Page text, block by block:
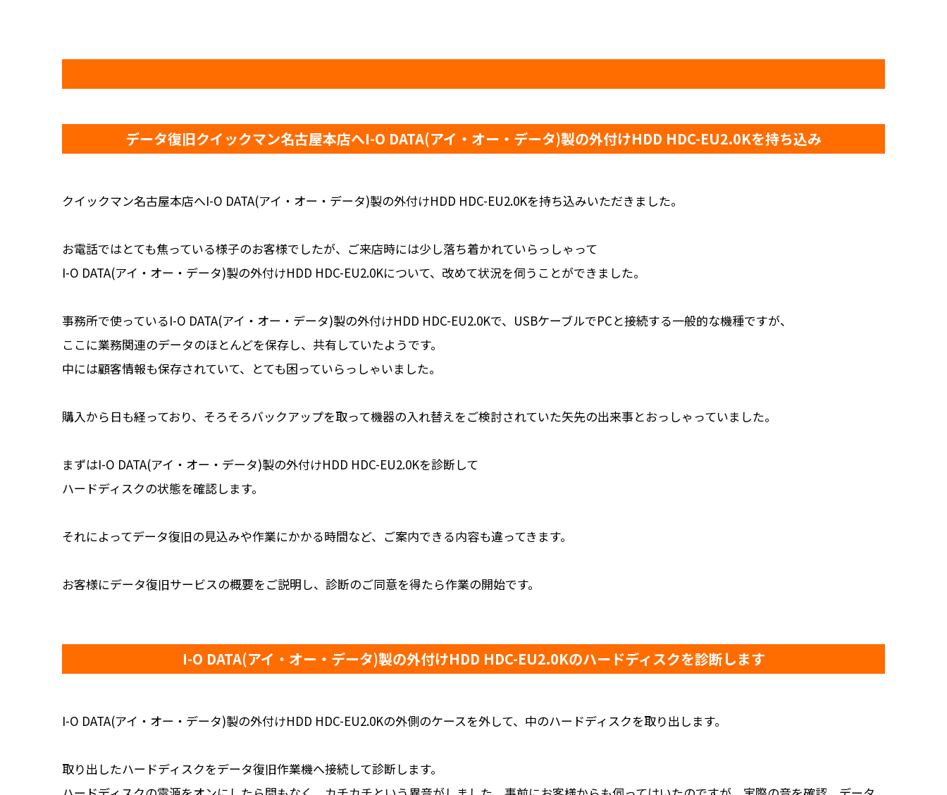
データ復旧クイックマン名古屋本店へI-O DATA(アイ・オー・データ)製の外付けHDD HDC-EU2.0Kを持ち込み
クイックマン名古屋本店へI-O DATA(アイ・オー・データ)製の外付けHDD HDC-EU2.0Kを持ち込みいただきました。
お電話ではとても焦っている様子のお客様でしたが、ご来店時には少し落ち着かれていらっしゃって
I-O DATA(アイ・オー・データ)製の外付けHDD HDC-EU2.0Kについて、改めて状況を伺うことができました。
事務所で使っているI-O DATA(アイ・オー・データ)製の外付けHDD HDC-EU2.0Kで、USBケーブルでPCと接続する一般的な機種ですが、
ここに業務関連のデータのほとんどを保存し、共有していたようです。
中には顧客情報も保存されていて、とても困っていらっしゃいました。
購入から日も経っており、そろそろバックアップを取って機器の入れ替えをご検討されていた矢先の出来事とおっしゃっていました。
まずはI-O DATA(アイ・オー・データ)製の外付けHDD HDC-EU2.0Kを診断して
ハードディスクの状態を確認します。
それによってデータ復旧の見込みや作業にかかる時間など、ご案内できる内容も違ってきます。
お客様にデータ復旧サービスの概要をご説明し、診断のご同意を得たら作業の開始です。
I-O DATA(アイ・オー・データ)製の外付けHDD HDC-EU2.0Kのハードディスクを診断します
I-O DATA(アイ・オー・データ)製の外付けHDD HDC-EU2.0Kの外側のケースを外して、中のハードディスクを取り出します。
取り出したハードディスクをデータ復旧作業機へ接続して診断します。